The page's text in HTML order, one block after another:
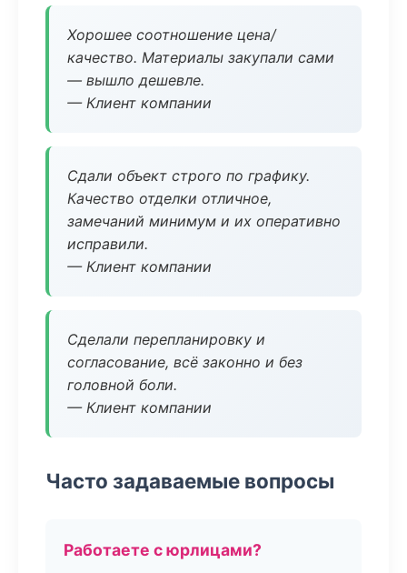
Хорошее соотношение цена/
качество. Материалы закупали сами
— вышло дешевле.
— Клиент компании
Сдали объект строго по графику.
Качество отделки отличное,
замечаний минимум и их оперативно
исправили.
— Клиент компании
Сделали перепланировку и
согласование, всё законно и без
головной боли.
— Клиент компании
Часто задаваемые вопросы
Работаете с юрлицами?